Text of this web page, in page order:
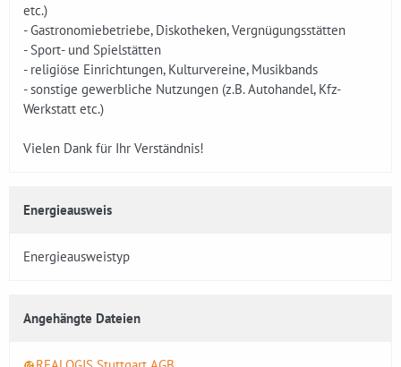
etc.)
- Gastronomiebetriebe, Diskotheken, Vergnügungsstätten
- Sport- und Spielstätten
- religiöse Einrichtungen, Kulturvereine, Musikbands
- sonstige gewerbliche Nutzungen (z.B. Autohandel, Kfz-
Werkstatt etc.)
Vielen Dank für Ihr Verständnis!
Energieausweis
Energieausweistyp
Angehängte Dateien